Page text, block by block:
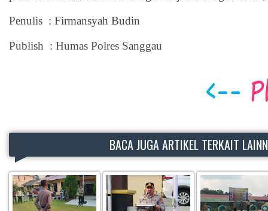
Penulis : Firmansyah Budin
Publish : Humas Polres Sanggau
BACA JUGA ARTIKEL TERKAIT